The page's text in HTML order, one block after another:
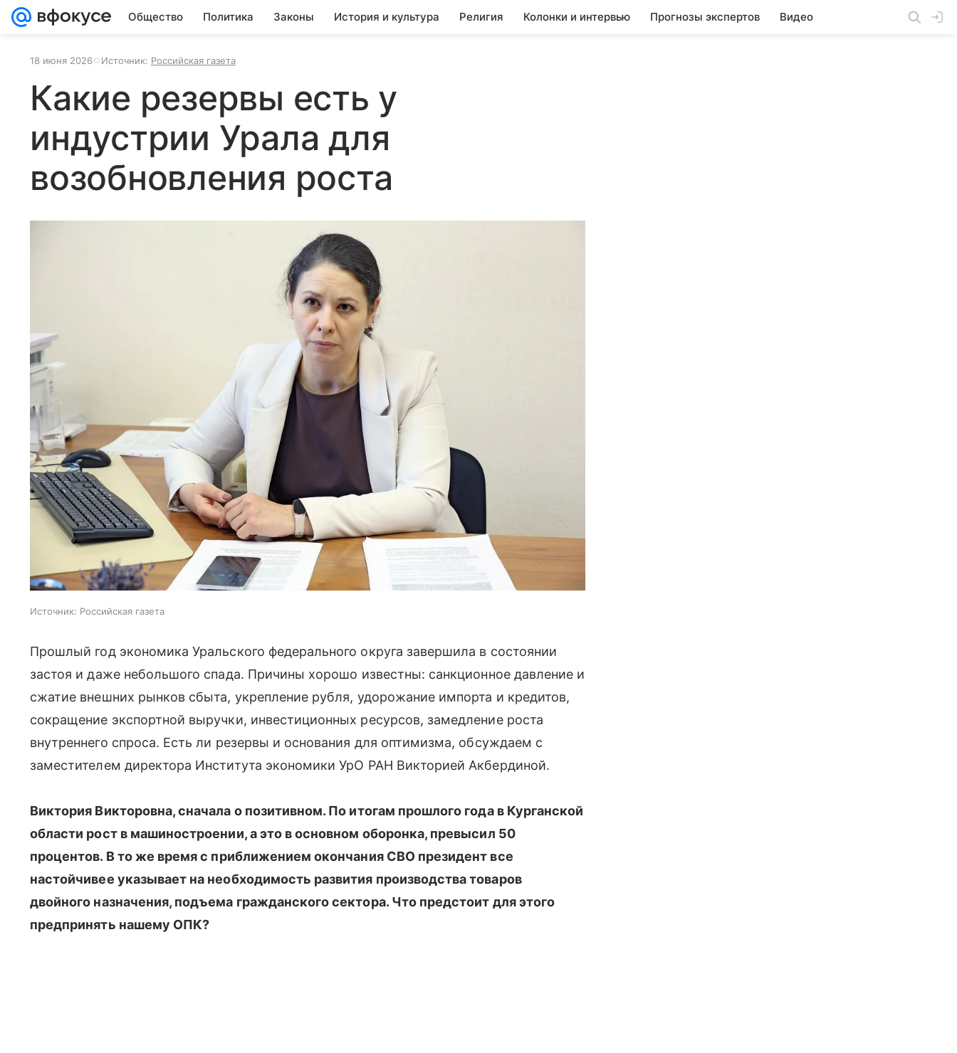
Общество Политика Законы История и культура Религия Колонки и интервью Прогнозы экспертов Видео
18 июня 2026 Источник: Российская газета
Какие резервы есть у
индустрии Урала для
возобновления роста
Источник: Российская газета
Прошлый год экономика Уральского федерального округа завершила в состоянии
застоя и даже небольшого спада. Причины хорошо известны: санкционное давление и
сжатие внешних рынков сбыта, укрепление рубля, удорожание импорта и кредитов,
сокращение экспортной выручки, инвестиционных ресурсов, замедление роста
внутреннего спроса. Есть ли резервы и основания для оптимизма, обсуждаем с
заместителем директора Института экономики УрО РАН Викторией Акбердиной.
Виктория Викторовна, сначала о позитивном. По итогам прошлого года в Курганской
области рост в машиностроении, а это в основном оборонка, превысил 50
процентов. В то же время с приближением окончания СВО президент все
настойчивее указывает на необходимость развития производства товаров
двойного назначения, подъема гражданского сектора. Что предстоит для этого
предпринять нашему ОПК?